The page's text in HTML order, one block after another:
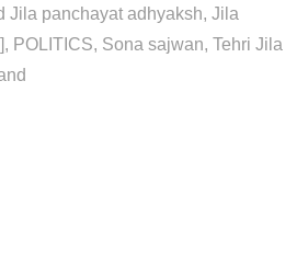
Jila panchayat adhyaksh Jila
POLITICS Sona sajwan Tehri Jila